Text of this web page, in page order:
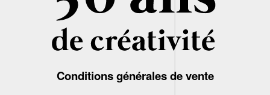
Conditions générales de vente